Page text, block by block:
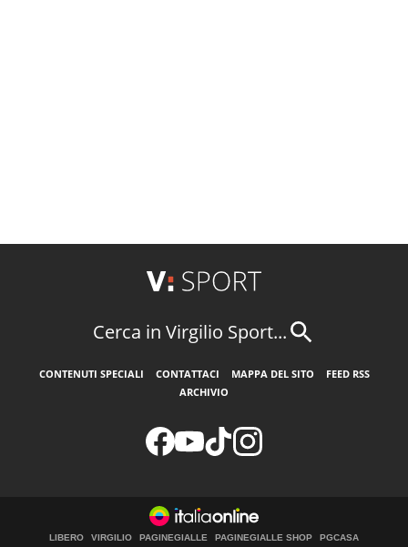
Cerca in Virgilio Sport...
CONTENUTI SPECIALI CONTATTACI MAPPA DEL SITO
FEED RSS
ARCHIVIO
LIBERO VIRGILIO PAGINEGIALLE PAGINEGIALLE SHOP PGCASA